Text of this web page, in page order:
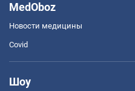
MedOboz
Новости медицины
Covid
Шоу